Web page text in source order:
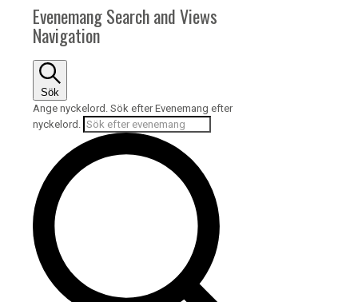
Evenemang
för
27
mars,
2025
Evenemang Search and Views
Navigation
Sök
Ange nyckelord. Sök efter Evenemang efter
nyckelord.